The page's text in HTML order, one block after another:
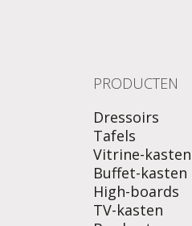
PRODUCTEN
Dressoirs
Tafels
Vitrine-kasten
Buffet-kasten
High-boards
TV-kasten